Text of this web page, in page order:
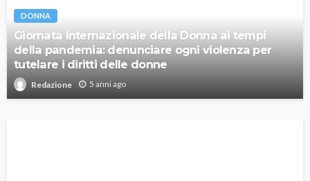
DONNA
Giornata Internazionale della Donna ai tempi
della pandemia: denunciare ogni violenza per
tutelare i diritti delle donne
Redazione 5 anni ago